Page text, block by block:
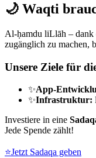
🌙 Waqti
Al-ḥamdu liLlāh – dank
zugänglich zu machen,
Unsere Ziele für
✨App-
✨Infrastruktur:
Investiere in eine
Jede Spende zählt!
⭐Jetzt Sadaqa geben